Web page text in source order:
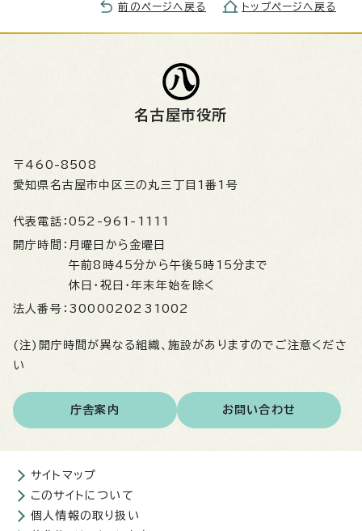
前のページへ戻る トップページへ戻る
名古屋市役所
〒460-8508
愛知県名古屋市中区三の丸三丁目1番1号
代表電話： 052-961-1111
開庁時間： 月曜日から金曜日
午前8時45分から午後5時15分まで
休日・祝日・年末年始を除く
法人番号： 3000020231002
(注)開庁時間が異なる組織、施設がありますのでご注意くださ
い
庁舎案内 お問い合わせ
サイトマップ
このサイトについて
個人情報の取り扱い